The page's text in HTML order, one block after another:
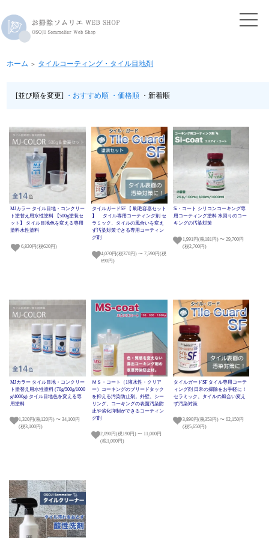
ホーム ＞ タイルコーティング・タイル目地剤
[並び順を変更] ・おすすめ順 ・価格順 ・新着順
MJカラー タイル目地・コンクリー
ト塗替え用水性塗料 【500g塗装セ
ット】 タイル目地色を変える専用
塗料水性塗料
6,820円(税620円)
タイルガードSF 【 刷毛容器セット
】 タイル専用コーティング剤 セ
ラミック、タイルの風合いを変え
ず汚染対策できる専用コーティン
グ剤
4,070円(税370円) 〜 7,590円(税
690円)
Si・コート シリコンコーキング専
用コーティング塗料 水回りのコー
キングの汚染対策
1,991円(税181円) 〜 29,700円
(税2,700円)
MJカラー タイル目地・コンクリー
ト塗替え用水性塗料 (70g/500g/1000
g/4000g) タイル目地色を変える専
用塗料
1,320円(税120円) 〜 34,100円
(税3,100円)
ＭＳ・コート（1液水性・クリア
ー）コーキングのブリードタック
を抑える汚染防止剤。外壁、シー
リング、コーキングの表面汚染防
止や劣化抑制ができるコーティン
グ剤
2,090円(税190円) 〜 11,000円
(税1,000円)
タイルガードSF タイル専用コーテ
ィング剤 日常の掃除をお手軽に！
セラミック、タイルの風合い変え
ず汚染対策
3,890円(税353円) 〜 62,150円
(税5,650円)